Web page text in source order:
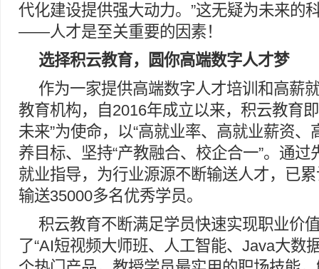
代化建设提供强大动力。”这无疑为未来的
——人才是至关重要的因素！
选择积云教育，圆你高端数字人才梦
作为一家提供高端数字人才培训和高薪
教育机构，自2016年成立以来，积云教育
未来”为使命，以“高就业率、高就业薪资、
养目标、坚持“产教融合、校企合一”。通
就业指导，为行业源源不断输送人才，已
输送35000多名优秀学员。
积云教育不断满足学员快速实现职业价
了“AI短视频大师班、人工智能、Java大数